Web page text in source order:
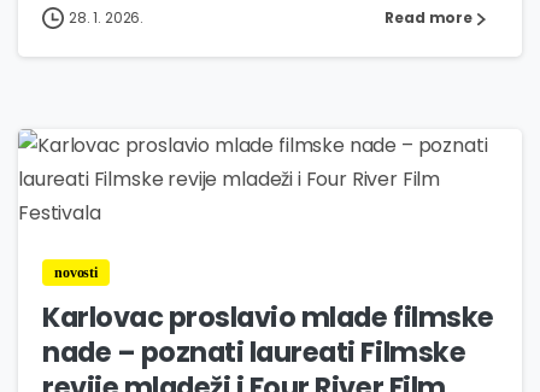
28. 1. 2026. Read more
novosti
Karlovac proslavio mlade filmske
nade – poznati laureati Filmske